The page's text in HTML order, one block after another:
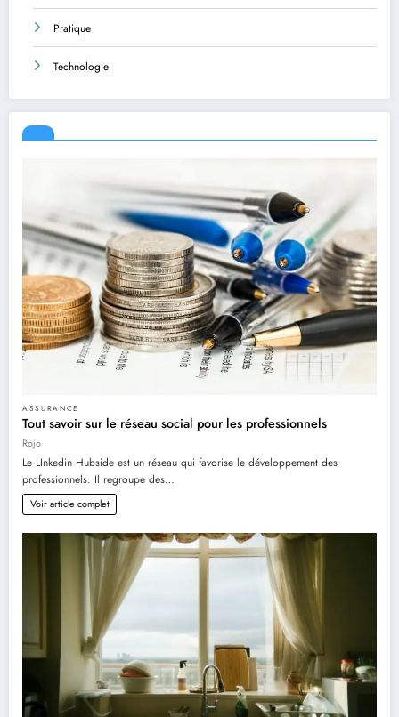
Pratique
Technologie
ASSURANCE
Tout savoir sur le réseau social pour les professionnels
Rojo
Le LInkedin Hubside est un réseau qui favorise le développement des
professionnels. Il regroupe des…
Voir article complet